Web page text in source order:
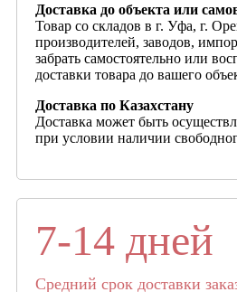
Доставка до объекта или
Товар со складов в г. Уфа, г.
производителей, заводов,
забрать самостоятельно или
доставки товара до вашего
Доставка по Казахстану
Доставка может быть
при условии наличии
7-14 дней
Средний срок доставки